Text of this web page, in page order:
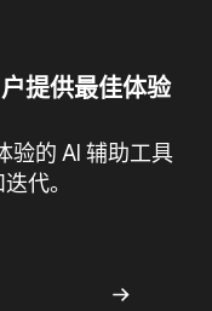
提供最佳体验
验的 AI 辅助工具
代。